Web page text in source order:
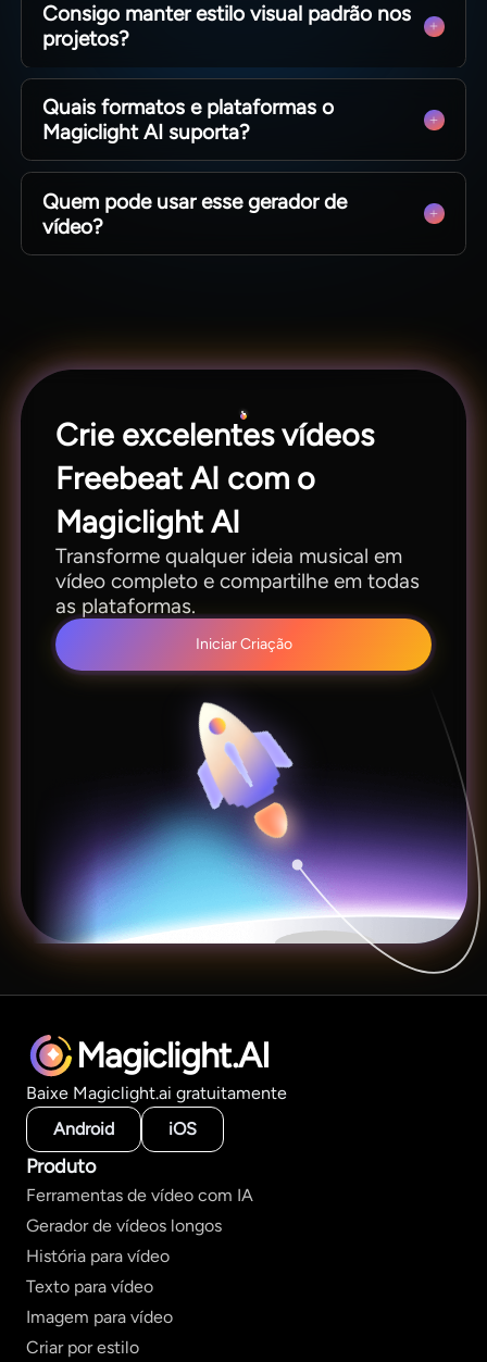
automaticamente, sem edição quadro a quadro
manual.
Consigo manter estilo visual padrão nos
projetos?
Salve personagens e estilos no Magiclight AI
para manter identidade visual em todos os seus
vídeos novos.
Quais formatos e plataformas o
Magiclight AI suporta?
Exportação vertical/horizontal em 720p/1080p,
compatível com TikTok, YouTube e outras redes
sociais.
Quem pode usar esse gerador de
vídeo?
Crie excelentes vídeos
Freebeat AI com o
Magiclight AI
Transforme qualquer ideia musical em
vídeo completo e compartilhe em todas
as plataformas.
Iniciar Criação
Magiclight.AI
Baixe Magiclight.ai gratuitamente
Android
iOS
Produto
Ferramentas de vídeo com IA
Gerador de vídeos longos
História para vídeo
Texto para vídeo
Imagem para vídeo
Criar por estilo